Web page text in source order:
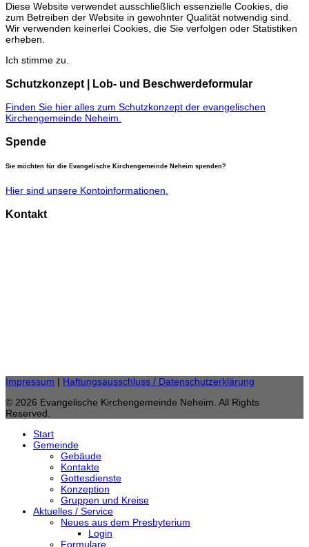
Diese Website verwendet ausschließlich essenzielle Cookies, die
zum Betreiben der Website in gewohnter Qualität notwendig sind.
Wir verwenden keinerlei Cookies, die Sie verfolgen oder Statistiken
erheben.
Ich stimme zu.
Schutzkonzept | Lob- und Beschwerdeformular
Finden Sie hier alles zum Schutzkonzept der evangelischen
Kirchengemeinde Neheim.
Spende
Sie möchten für die Evangelische Kirchengemeinde Neheim spenden?
Hier sind unsere Kontoinformationen.
Kontakt
Impressum | Haftungsausschluss / Datenschutzerklärung
© 2026 Evangelische Kirchengemeinde Neheim. All Rights
Reserved.
Start
Gemeinde
Gebäude
Kontakte
Gottesdienste
Konzeption
Gruppen und Kreise
Aktuelles / Service
Neues aus dem Presbyterium
Login
Formulare